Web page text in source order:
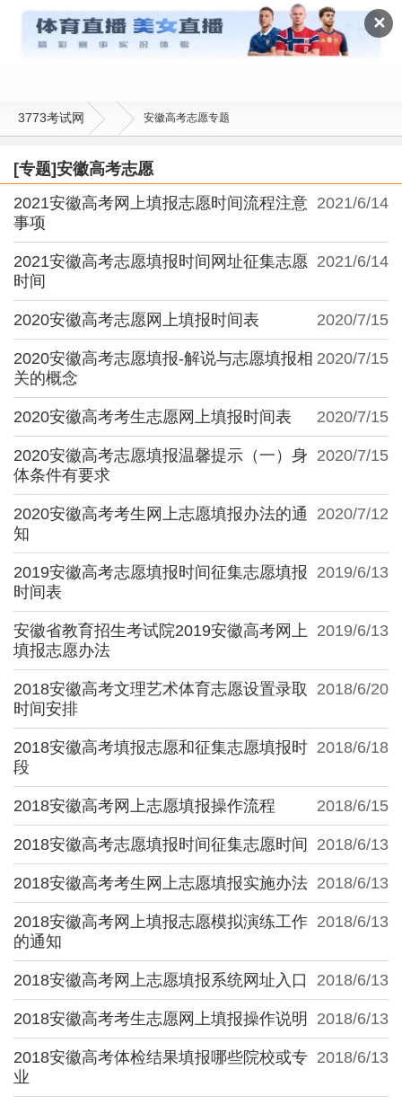
✕
安徽高考志愿
3773考试网 安徽高考志愿专题
[专题]安徽高考志愿
2021/6/14
2021安徽高考网上填报志愿时间流程注意
事项
2021/6/14
2021安徽高考志愿填报时间网址征集志愿
时间
2020/7/15
2020安徽高考志愿网上填报时间表
2020/7/15
2020安徽高考志愿填报-解说与志愿填报相
关的概念
2020/7/15
2020安徽高考考生志愿网上填报时间表
2020/7/15
2020安徽高考志愿填报温馨提示（一）身
体条件有要求
2020/7/12
2020安徽高考考生网上志愿填报办法的通
知
2019/6/13
2019安徽高考志愿填报时间征集志愿填报
时间表
2019/6/13
安徽省教育招生考试院2019安徽高考网上
填报志愿办法
2018/6/20
2018安徽高考文理艺术体育志愿设置录取
时间安排
2018/6/18
2018安徽高考填报志愿和征集志愿填报时
段
2018/6/15
2018安徽高考网上志愿填报操作流程
2018/6/13
2018安徽高考志愿填报时间征集志愿时间
2018/6/13
2018安徽高考考生网上志愿填报实施办法
2018/6/13
2018安徽高考网上填报志愿模拟演练工作
的通知
2018/6/13
2018安徽高考网上志愿填报系统网址入口
2018/6/13
2018安徽高考考生志愿网上填报操作说明
2018/6/13
2018安徽高考体检结果填报哪些院校或专
业